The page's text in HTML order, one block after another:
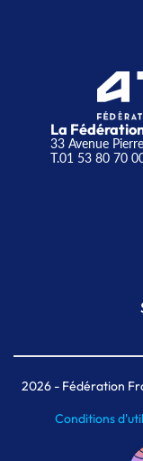
La
33 Avenue
T.01 53 80 70
2026- Fédération
Conditions